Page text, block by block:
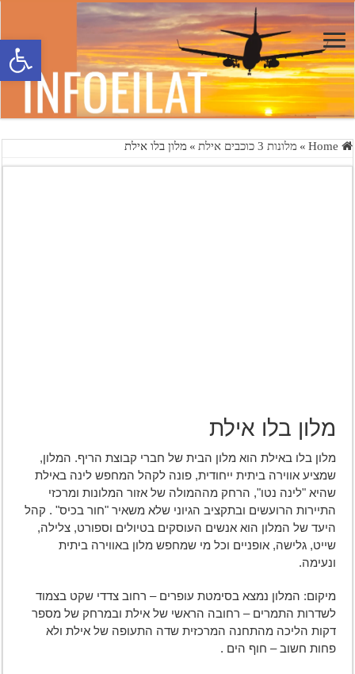
» מלונות 3 כוכבים אילת » מלון בלו אילת
מלון בלו אילת
מלון בלו באילת הוא מלון הבית של חברי קבוצת הריף. המלון,
שמציע אווירה ביתית ייחודית, פונה לקהל המחפש לינה באילת
שהיא "לינה נטו", הרחק מההמולה של אזור המלונות ומרכזי
התיירות הרועשים ובתקציב הגיוני שלא משאיר "חור בכיס" . קהל
היעד של המלון הוא אנשים העוסקים בטיולים וספורט, צלילה,
שייט, גלישה, אופניים וכל מי שמחפש מלון באווירה ביתית
ונעימה.
מיקום: המלון נמצא בסימטת עופרים – רחוב צדדי שקט בצמוד
לשדרות התמרים – רחובה הראשי של אילת ובמרחק של מספר
דקות הליכה מהתחנה המרכזית שדה התעופה של אילת ולא
פחות חשוב – חוף הים .
פתח